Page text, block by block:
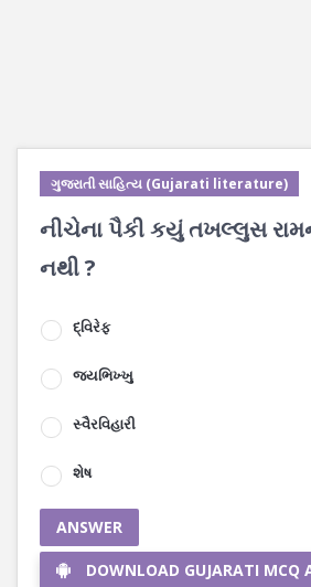
ગુજરાતી સાહિત્ય (Gujarati literature)
નીચેના પૈકી કયું તખલ્લુસ
નથી ?
દ્વિરેફ
જયભિખ્ખુ
સ્વૈરવિહારી
શેષ
ANSWER
DOWNLOAD GUJARATI MCQ